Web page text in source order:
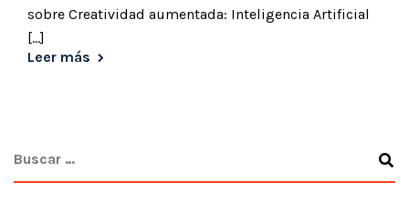
sobre Creatividad aumentada: Inteligencia Artificial
[...]
Leer más